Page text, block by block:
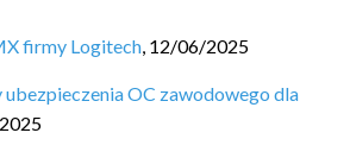
firmy Logitech, 12/06/2025
OC zawodowego dla